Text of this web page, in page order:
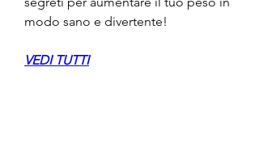
modo sano e divertente!
VEDI TUTTI